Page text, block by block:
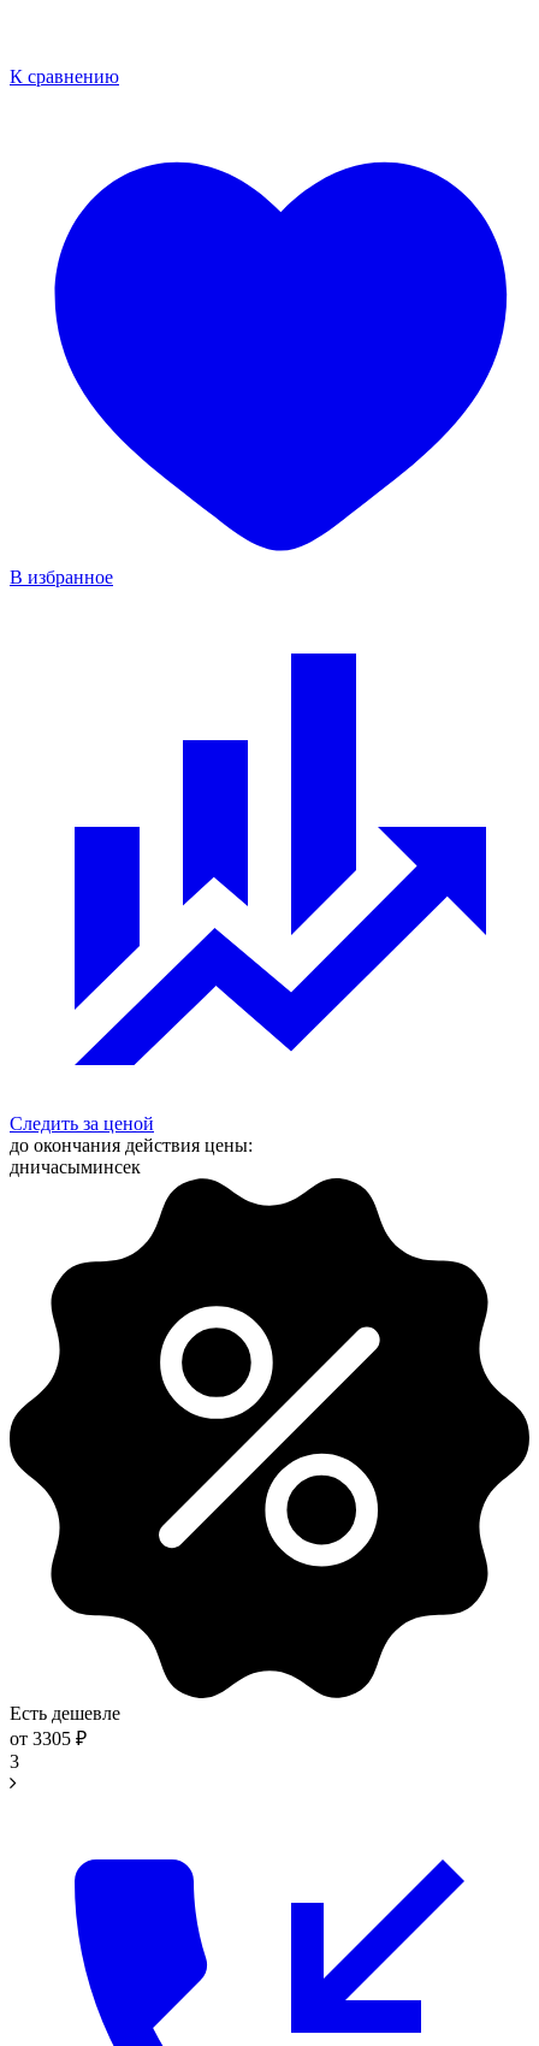
К сравнению
В избранное
Следить за ценой
до окончания действия цены:
дничасыминсек
Есть дешевле
от 3305 ₽
3